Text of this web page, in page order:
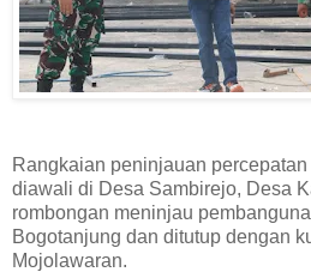
Rangkaian peninjauan
diawali di Desa Sambirejo, Desa
rombongan meninjau
Bogotanjung dan ditutup dengan
Mojolawaran.